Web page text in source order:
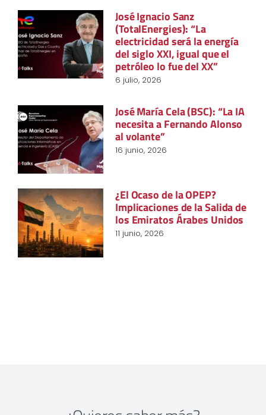
José Ignacio Sanz
(TotalEnergies): “La
electricidad será la energía
del siglo XXI, igual que el
petróleo lo fue del XX”
6 julio, 2026
José María Cela (BSC): “La IA
necesita a Fernando Alonso
al volante”
16 junio, 2026
¿El Ocaso de la OPEP?
Implicaciones de la Salida de
los Emiratos Árabes Unidos
11 junio, 2026